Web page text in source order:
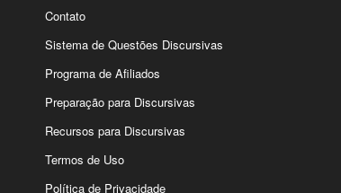
Contato
Sistema de Questões Discursivas
Programa de Afiliados
Preparação para Discursivas
Recursos para Discursivas
Termos de Uso
Política de Privacidade